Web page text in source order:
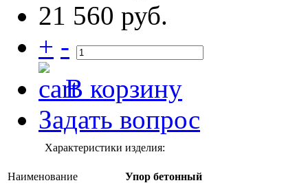
21 560 руб.
+ -
В корзину
Задать вопрос
Характеристики изделия:
Наименование Упор бетонный